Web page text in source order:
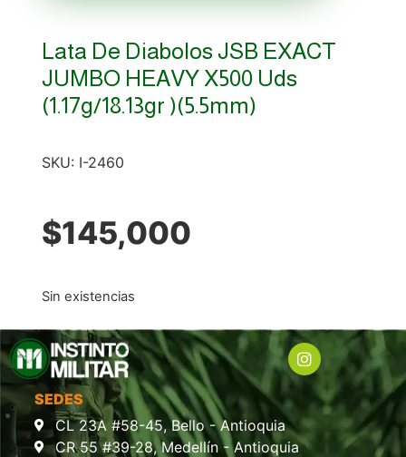
Lata De Diabolos JSB EXACT
JUMBO HEAVY X500 Uds
(1.17g/18.13gr )(5.5mm)
SKU: I-2460
$145,000
Sin existencias
SEDES
CL 23A #58-45, Bello - Antioquia
CR 55 #39-28, Medellín - Antioquia